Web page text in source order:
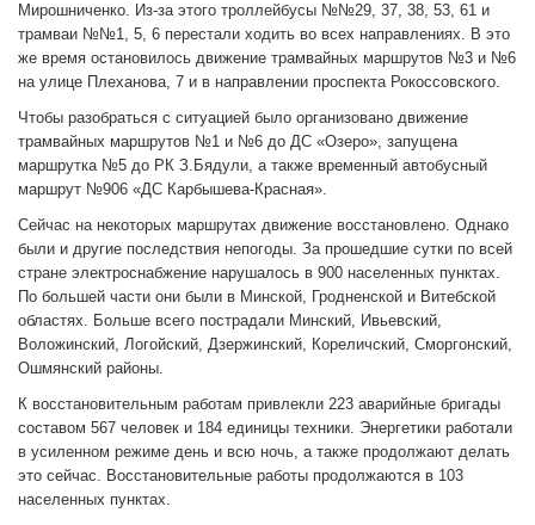
Мирошниченко. Из-за этого троллейбусы №№29, 37, 38, 53, 61 и
трамваи №№1, 5, 6 перестали ходить во всех направлениях. В это
же время остановилось движение трамвайных маршрутов №3 и №6
на улице Плеханова, 7 и в направлении проспекта Рокоссовского.
Чтобы разобраться с ситуацией было организовано движение
трамвайных маршрутов №1 и №6 до ДС «Озеро», запущена
маршрутка №5 до РК З.Бядули, а также временный автобусный
маршрут №906 «ДС Карбышева-Красная».
Сейчас на некоторых маршрутах движение восстановлено. Однако
были и другие последствия непогоды. За прошедшие сутки по всей
стране электроснабжение нарушалось в 900 населенных пунктах.
По большей части они были в Минской, Гродненской и Витебской
областях. Больше всего пострадали Минский, Ивьевский,
Воложинский, Логойский, Дзержинский, Кореличский, Сморгонский,
Ошмянский районы.
К восстановительным работам привлекли 223 аварийные бригады
составом 567 человек и 184 единицы техники. Энергетики работали
в усиленном режиме день и всю ночь, а также продолжают делать
это сейчас. Восстановительные работы продолжаются в 103
населенных пунктах.